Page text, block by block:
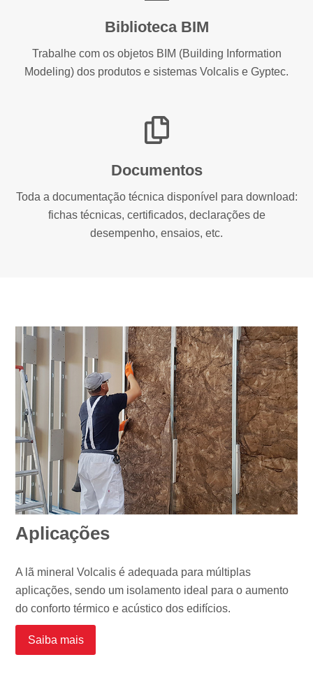
Biblioteca BIM
Trabalhe com os objetos BIM (Building Information
Modeling) dos produtos e sistemas Volcalis e Gyptec.
Documentos
Toda a documentação técnica disponível para download:
fichas técnicas, certificados, declarações de
desempenho, ensaios, etc.
Aplicações
A lã mineral Volcalis é adequada para múltiplas
aplicações, sendo um isolamento ideal para o aumento
do conforto térmico e acústico dos edifícios.
Saiba mais